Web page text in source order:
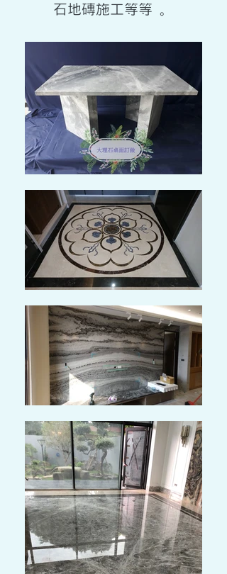
石地磚施工等等 。